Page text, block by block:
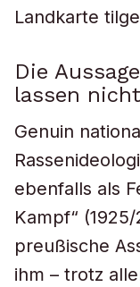
Landkarte
Die
lassen
Genuin
ebenfalls als
Kampf“
preußische
ihm – trotz